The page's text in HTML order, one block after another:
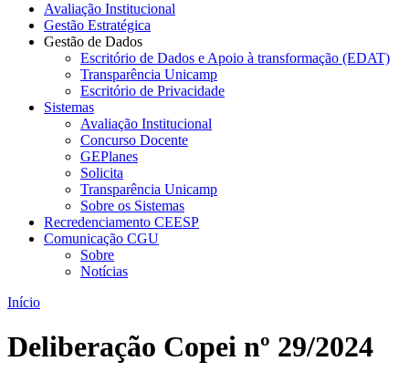
Avaliação Institucional
Gestão Estratégica
Gestão de Dados
Escritório de Dados e Apoio à transformação (EDAT)
Transparência Unicamp
Escritório de Privacidade
Sistemas
Avaliação Institucional
Concurso Docente
GEPlanes
Solicita
Transparência Unicamp
Sobre os Sistemas
Recredenciamento CEESP
Comunicação CGU
Sobre
Notícias
Início
Deliberação Copei nº 29/2024